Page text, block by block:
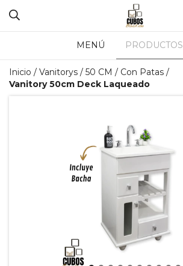
MENÚ PRODUCTOS
Inicio / Vanitorys / 50 CM / Con Patas /
Vanitory 50cm Deck Laqueado